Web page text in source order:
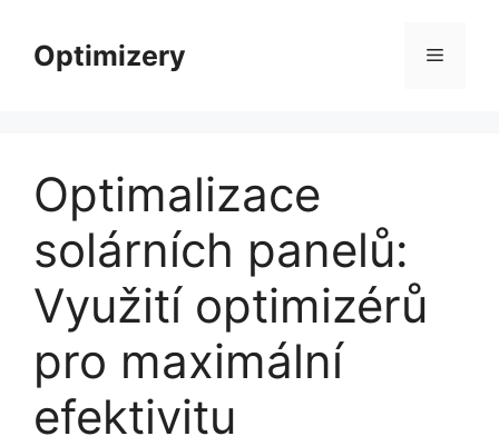
obsahOptimizery Menu
Optimalizace
solárních panelů:
Využití optimizérů
pro maximální
efektivitu